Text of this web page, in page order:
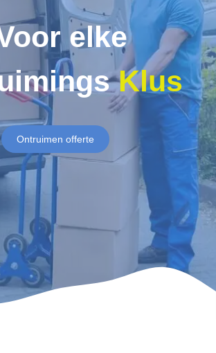
elke
Klus
Ontruimen offerte